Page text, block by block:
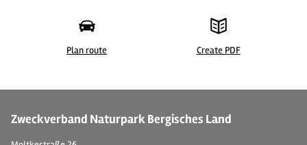
Plan route Create PDF
Zweckverband Naturpark Bergisches Land